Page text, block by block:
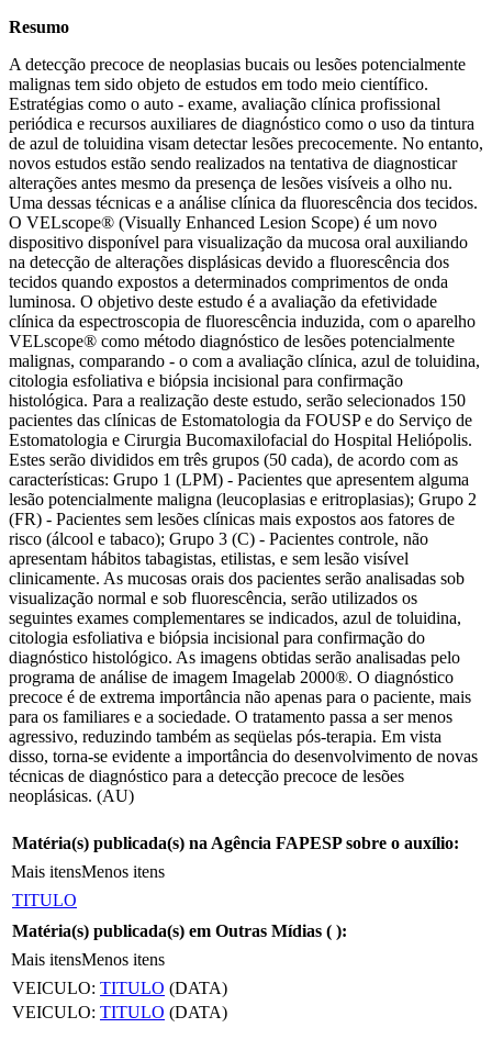
Resumo
A detecção precoce de neoplasias bucais ou lesões potencialmente
malignas tem sido objeto de estudos em todo meio científico.
Estratégias como o auto - exame, avaliação clínica profissional
periódica e recursos auxiliares de diagnóstico como o uso da tintura
de azul de toluidina visam detectar lesões precocemente. No entanto,
novos estudos estão sendo realizados na tentativa de diagnosticar
alterações antes mesmo da presença de lesões visíveis a olho nu.
Uma dessas técnicas e a análise clínica da fluorescência dos tecidos.
O VELscope® (Visually Enhanced Lesion Scope) é um novo
dispositivo disponível para visualização da mucosa oral auxiliando
na detecção de alterações displásicas devido a fluorescência dos
tecidos quando expostos a determinados comprimentos de onda
luminosa. O objetivo deste estudo é a avaliação da efetividade
clínica da espectroscopia de fluorescência induzida, com o aparelho
VELscope® como método diagnóstico de lesões potencialmente
malignas, comparando - o com a avaliação clínica, azul de toluidina,
citologia esfoliativa e biópsia incisional para confirmação
histológica. Para a realização deste estudo, serão selecionados 150
pacientes das clínicas de Estomatologia da FOUSP e do Serviço de
Estomatologia e Cirurgia Bucomaxilofacial do Hospital Heliópolis.
Estes serão divididos em três grupos (50 cada), de acordo com as
características: Grupo 1 (LPM) - Pacientes que apresentem alguma
lesão potencialmente maligna (leucoplasias e eritroplasias); Grupo 2
(FR) - Pacientes sem lesões clínicas mais expostos aos fatores de
risco (álcool e tabaco); Grupo 3 (C) - Pacientes controle, não
apresentam hábitos tabagistas, etilistas, e sem lesão visível
clinicamente. As mucosas orais dos pacientes serão analisadas sob
visualização normal e sob fluorescência, serão utilizados os
seguintes exames complementares se indicados, azul de toluidina,
citologia esfoliativa e biópsia incisional para confirmação do
diagnóstico histológico. As imagens obtidas serão analisadas pelo
programa de análise de imagem Imagelab 2000®. O diagnóstico
precoce é de extrema importância não apenas para o paciente, mais
para os familiares e a sociedade. O tratamento passa a ser menos
agressivo, reduzindo também as seqüelas pós-terapia. Em vista
disso, torna-se evidente a importância do desenvolvimento de novas
técnicas de diagnóstico para a detecção precoce de lesões
neoplásicas. (AU)
Matéria(s) publicada(s) na Agência FAPESP sobre o auxílio:
Mais itensMenos itens
TITULO
Matéria(s) publicada(s) em Outras Mídias ( ):
Mais itensMenos itens
VEICULO: TITULO (DATA)
VEICULO: TITULO (DATA)